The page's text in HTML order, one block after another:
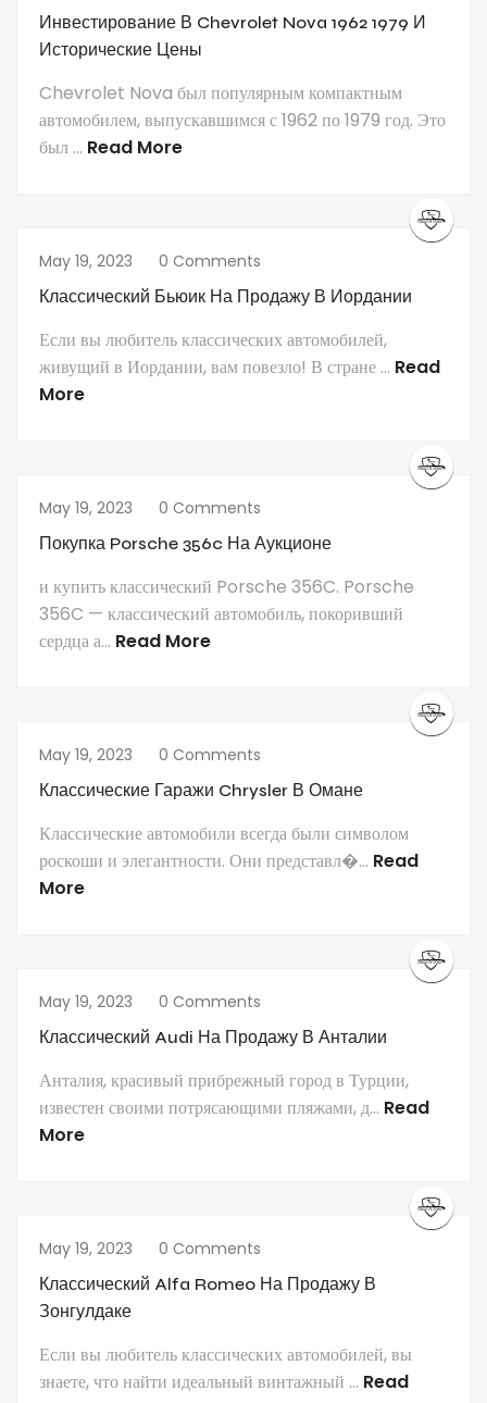
Инвестирование В Chevrolet Nova 1962 1979 И
Исторические Цены
Chevrolet Nova был популярным компактным
автомобилем, выпускавшимся с 1962 по 1979 год. Это
был ... Read More
May 19, 2023 0 Comments
Классический Бьюик На Продажу В Иордании
Если вы любитель классических автомобилей,
живущий в Иордании, вам повезло! В стране ... Read
More
May 19, 2023 0 Comments
Покупка Porsche 356c На Аукционе
и купить классический Porsche 356C. Porsche
356C — классический автомобиль, покоривший
сердца а... Read More
May 19, 2023 0 Comments
Классические Гаражи Chrysler В Омане
Классические автомобили всегда были символом
роскоши и элегантности. Они представл�... Read
More
May 19, 2023 0 Comments
Классический Audi На Продажу В Анталии
Анталия, красивый прибрежный город в Турции,
известен своими потрясающими пляжами, д... Read
More
May 19, 2023 0 Comments
Классический Alfa Romeo На Продажу В
Зонгулдаке
Если вы любитель классических автомобилей, вы
знаете, что найти идеальный винтажный ... Read